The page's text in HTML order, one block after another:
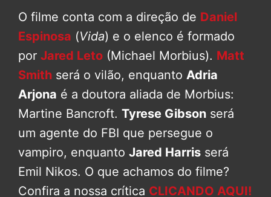
O filme conta com a direção de Daniel
Espinosa (Vida) e o elenco é formado
por Jared Leto (Michael Morbius). Matt
Smith será o vilão, enquanto Adria
Arjona é a doutora aliada de Morbius:
Martine Bancroft. Tyrese Gibson será
um agente do FBI que persegue o
vampiro, enquanto Jared Harris será
Emil Nikos. O que achamos do filme?
Confira a nossa crítica CLICANDO AQUI!